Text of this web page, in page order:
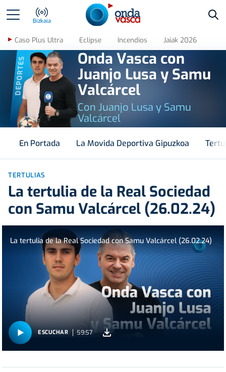
Bizkaia
Caso Plus Ultra Eclipse Incendios Jaiak 2026
DEPORTES
Onda Vasca con
Juanjo Lusa y Samu
Valcárcel
Con Juanjo Lusa y Samu
Valcárcel
En Portada La Movida Deportiva Gipuzkoa
TERTULIAS
La tertulia de la Real Sociedad
con Samu Valcárcel (26.02.24)
La tertulia de la Real Sociedad con Samu Valcárcel (26.02.24)
ESCUCHAR 59:57